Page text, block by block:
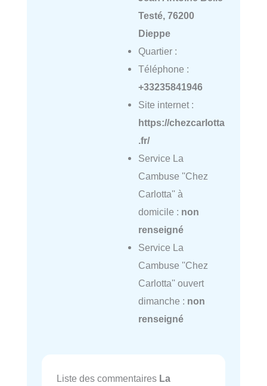
Testé, 76200
Dieppe
Quartier :
Téléphone :
+33235841946
Site internet :
https://chezcarlotta
.fr/
Service La
Cambuse ''Chez
Carlotta'' à
domicile : non
renseigné
Service La
Cambuse ''Chez
Carlotta'' ouvert
dimanche : non
renseigné
Liste des commentaires La